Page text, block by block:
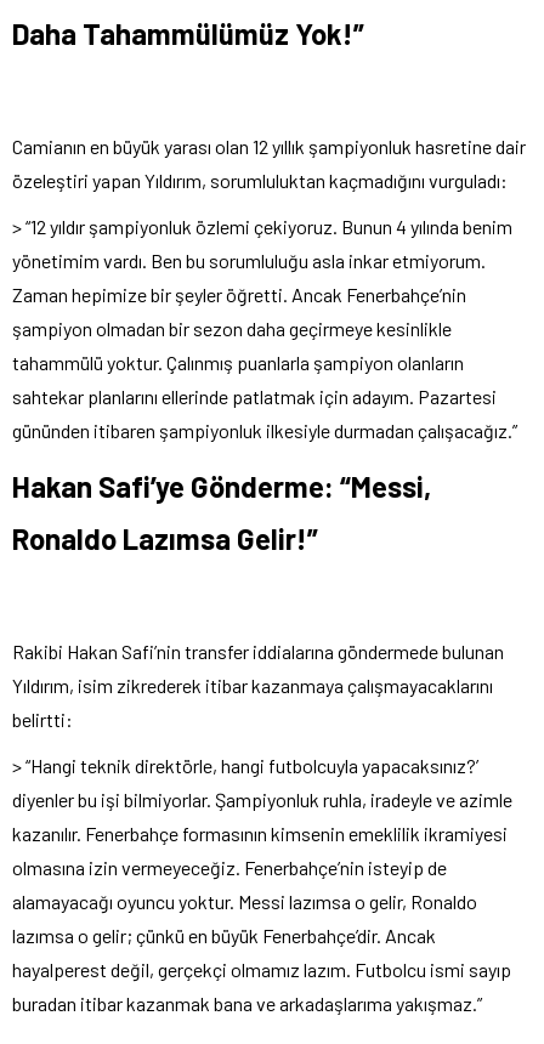
Daha Tahammülümüz Yok!”
Camianın en büyük yarası olan 12 yıllık şampiyonluk hasretine dair
özeleştiri yapan Yıldırım, sorumluluktan kaçmadığını vurguladı:
> “12 yıldır şampiyonluk özlemi çekiyoruz. Bunun 4 yılında benim
yönetimim vardı. Ben bu sorumluluğu asla inkar etmiyorum.
Zaman hepimize bir şeyler öğretti. Ancak Fenerbahçe’nin
şampiyon olmadan bir sezon daha geçirmeye kesinlikle
tahammülü yoktur. Çalınmış puanlarla şampiyon olanların
sahtekar planlarını ellerinde patlatmak için adayım. Pazartesi
gününden itibaren şampiyonluk ilkesiyle durmadan çalışacağız.”
Hakan Safi’ye Gönderme: “Messi,
Ronaldo Lazımsa Gelir!”
Rakibi Hakan Safi’nin transfer iddialarına göndermede bulunan
Yıldırım, isim zikrederek itibar kazanmaya çalışmayacaklarını
belirtti:
> “Hangi teknik direktörle, hangi futbolcuyla yapacaksınız?’
diyenler bu işi bilmiyorlar. Şampiyonluk ruhla, iradeyle ve azimle
kazanılır. Fenerbahçe formasının kimsenin emeklilik ikramiyesi
olmasına izin vermeyeceğiz. Fenerbahçe’nin isteyip de
alamayacağı oyuncu yoktur. Messi lazımsa o gelir, Ronaldo
lazımsa o gelir; çünkü en büyük Fenerbahçe’dir. Ancak
hayalperest değil, gerçekçi olmamız lazım. Futbolcu ismi sayıp
buradan itibar kazanmak bana ve arkadaşlarıma yakışmaz.”